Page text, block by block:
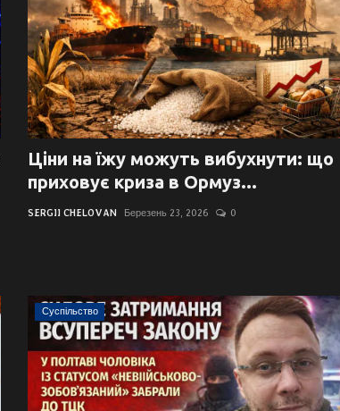
Ціни на їжу можуть вибухнути: що
приховує криза в Ормуз...
SERGII CHELOVAN Березень 23, 2026 0
Суспільство